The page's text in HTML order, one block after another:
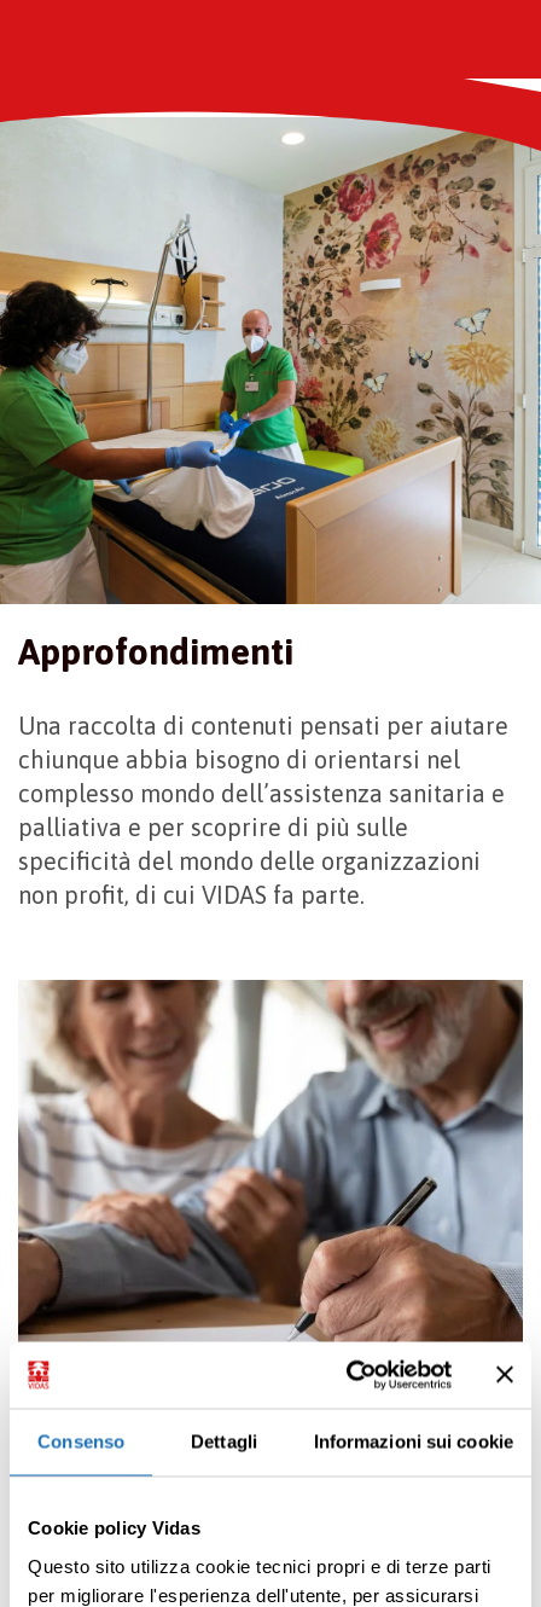
Consenso Dettagli Informazioni sui cookie
Cookie policy Vidas
Questo sito utilizza cookie tecnici propri e di terze parti
per migliorare l'esperienza dell'utente, per assicurarsi
Approfondimenti
Una raccolta di contenuti pensati per aiutare
chiunque abbia bisogno di orientarsi nel
complesso mondo dell’assistenza sanitaria e
palliativa e per scoprire di più sulle
specificità del mondo delle organizzazioni
non profit, di cui VIDAS fa parte.
Eredità senza figli e coniuge: a chi va la successione
Leggi tutto